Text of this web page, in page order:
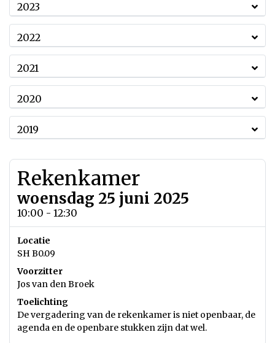
2023
2022
2021
2020
2019
Rekenkamer
woensdag 25 juni 2025
10:00 - 12:30
Locatie
SH B0.09
Voorzitter
Jos van den Broek
Toelichting
De vergadering van de rekenkamer is niet openbaar, de
agenda en de openbare stukken zijn dat wel.